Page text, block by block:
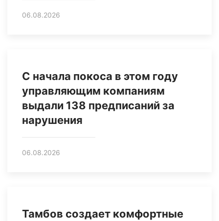
06.08.2026
С начала покоса в этом году
управляющим компаниям
выдали 138 предписаний за
нарушения
06.08.2026
Тамбов создает комфортные